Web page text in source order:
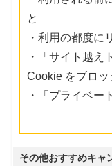
と
・利用の都度に
・「サイト越え
Cookie をブロッ
・「プライベー
その他おすすめキャ